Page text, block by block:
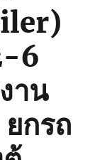
6
าน
กรถ